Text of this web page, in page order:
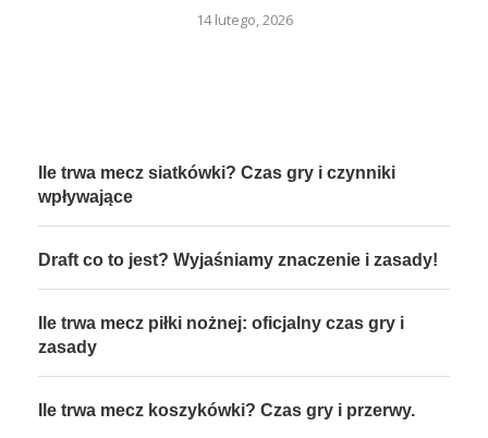
14 lutego, 2026
Ile trwa mecz siatkówki? Czas gry i czynniki
wpływające
Draft co to jest? Wyjaśniamy znaczenie i zasady!
Ile trwa mecz piłki nożnej: oficjalny czas gry i
zasady
Ile trwa mecz koszykówki? Czas gry i przerwy.